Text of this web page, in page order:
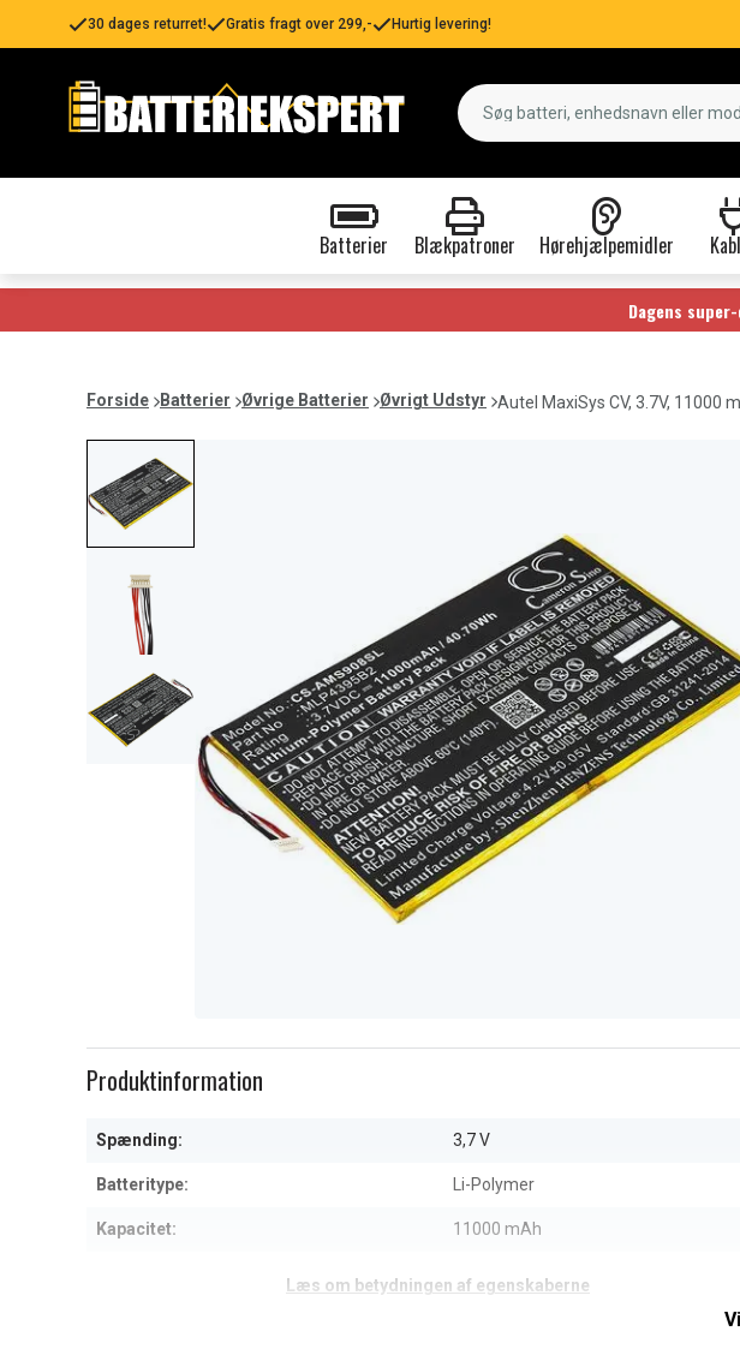
30 dages returret! Gratis fragt over 299,- Hurtig levering!
Batterier Blækpatroner Hørehjælpemidler
Dagens
Forside Batterier Øvrige Batterier Øvrigt Udstyr Autel MaxiSys CV, 3.7V, 11000
of
Produktinformation
Spænding: 3,7 V
Batteritype: Li-Polymer
Kapacitet: 11000 mAh
Læs om betydningen af egenskaberne